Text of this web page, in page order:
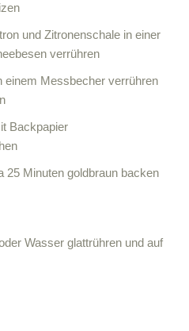
und Zitronenschale in einer
verrühren
einem Messbecher verrühren
Backpapier
25 Minuten goldbraun backen
Wasser glattrühren und auf